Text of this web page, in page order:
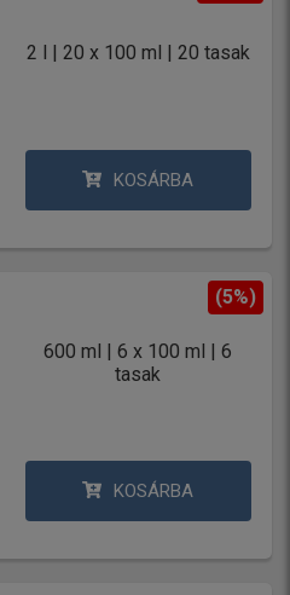
2 l | 20 x 100 ml | 20 tasak
KOSÁRBA
600 ml | 6 x 100 ml | 6
tasak
(5%)
KOSÁRBA